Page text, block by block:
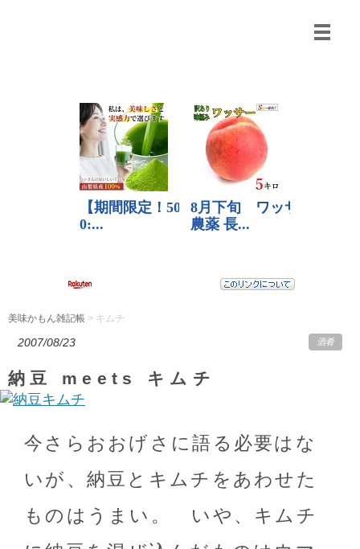
美味かもん雑記帳 > キムチ
2007/08/23 酒肴
納豆 meets キムチ
今さらおおげさに語る必要はな
いが、納豆とキムチをあわせた
ものはうまい。 いや、キムチ